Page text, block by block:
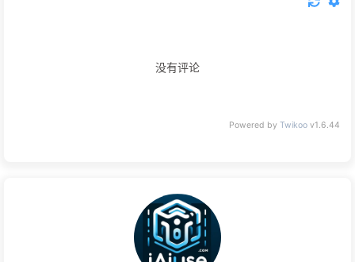
没有评论
Powered by Twikoo v1.6.44